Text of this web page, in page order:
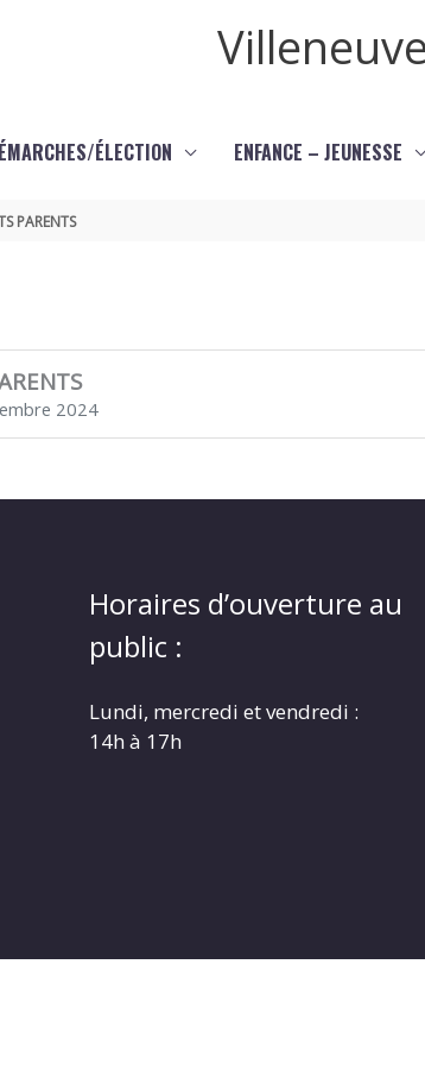
ÉLECTION ENFANCE – JEUNESSE
PARENTS
2024
Horaires d’ouverture au
public :
Lundi, mercredi et vendredi :
14h à 17h